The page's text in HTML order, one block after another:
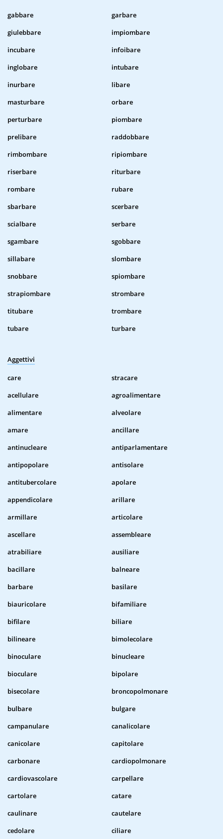
gabbare
garbare
giulebbare
impiombare
incubare
infoibare
inglobare
intubare
inurbare
libare
masturbare
orbare
perturbare
piombare
prelibare
raddobbare
rimbombare
ripiombare
riserbare
riturbare
rombare
rubare
sbarbare
scerbare
scialbare
serbare
sgambare
sgobbare
sillabare
slombare
snobbare
spiombare
strapiombare
strombare
titubare
trombare
tubare
turbare
Aggettivi
care
stracare
acellulare
agroalimentare
alimentare
alveolare
amare
ancillare
antinucleare
antiparlamentare
antipopolare
antisolare
antitubercolare
apolare
appendicolare
arillare
armillare
articolare
ascellare
assembleare
atrabiliare
ausiliare
bacillare
balneare
barbare
basilare
biauricolare
bifamiliare
bifilare
biliare
bilineare
bimolecolare
binoculare
binucleare
bioculare
bipolare
bisecolare
broncopolmonare
bulbare
bulgare
campanulare
canalicolare
canicolare
capitolare
carbonare
cardiopolmonare
cardiovascolare
carpellare
cartolare
catare
caulinare
cautelare
cedolare
ciliare